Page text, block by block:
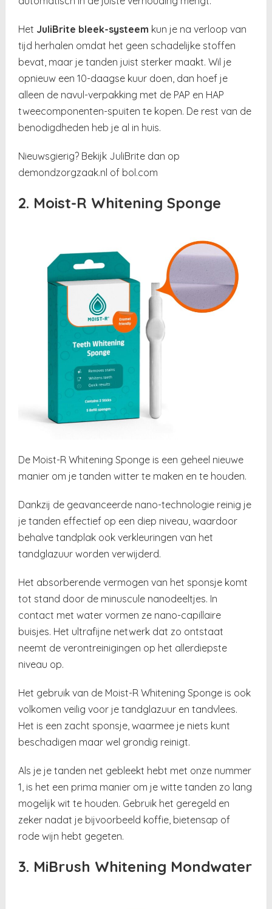
Het JuliBrite bleek-systeem kun je na verloop van
tijd herhalen omdat het geen schadelijke stoffen
bevat, maar je tanden juist sterker maakt. Wil je
opnieuw een 10-daagse kuur doen, dan hoef je
alleen de navul-verpakking met de PAP en HAP
tweecomponenten-spuiten te kopen. De rest van de
benodigdheden heb je al in huis.
Nieuwsgierig? Bekijk JuliBrite dan op
demondzorgzaak.nl of bol.com
2. Moist-R Whitening Sponge
De Moist-R Whitening Sponge is een geheel nieuwe
manier om je tanden witter te maken en te houden.
Dankzij de geavanceerde nano-technologie reinig je
je tanden effectief op een diep niveau, waardoor
behalve tandplak ook verkleuringen van het
tandglazuur worden verwijderd.
Het absorberende vermogen van het sponsje komt
tot stand door de minuscule nanodeeltjes. In
contact met water vormen ze nano-capillaire
buisjes. Het ultrafijne netwerk dat zo ontstaat
neemt de verontreinigingen op het allerdiepste
niveau op.
Het gebruik van de Moist-R Whitening Sponge is ook
volkomen veilig voor je tandglazuur en tandvlees.
Het is een zacht sponsje, waarmee je niets kunt
beschadigen maar wel grondig reinigt.
Als je je tanden net gebleekt hebt met onze nummer
1, is het een prima manier om je witte tanden zo lang
mogelijk wit te houden. Gebruik het geregeld en
zeker nadat je bijvoorbeeld koffie, bietensap of
rode wijn hebt gegeten.
3. MiBrush Whitening Mondwater